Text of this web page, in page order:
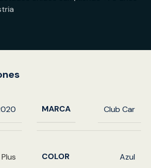
MARCA Club Car
Plus COLOR Azul